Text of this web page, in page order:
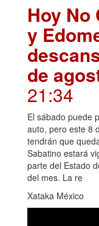
Hoy No
y
de
21:34
El sábado puede
auto, pero este 8
tendrán que
Sabatino estará
parte del Estado
del mes. La re
Xataka México